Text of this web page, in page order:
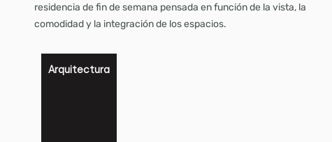
residencia de fin de semana pensada en función de la vista, la
comodidad y la integración de los espacios.
Arquitectura